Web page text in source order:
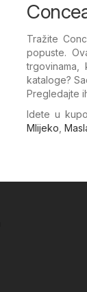
Tražite
popuste.
kataloge?
Pregledajte
Idete u
Mlijeko